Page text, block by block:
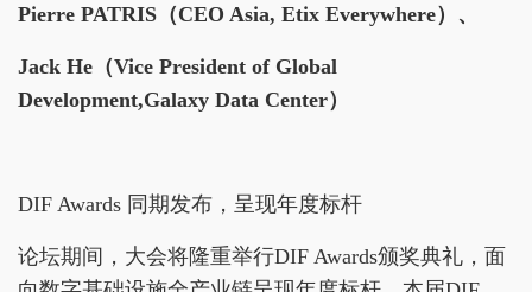
Pierre PATRIS （CEO Asia, Etix Everywhere）、
Jack He （Vice President of Global
Development,Galaxy Data Center）
DIF Awards 同期发布，呈现年度标杆
论坛期间，大会将隆重举行DIF Awards颁奖典礼，面